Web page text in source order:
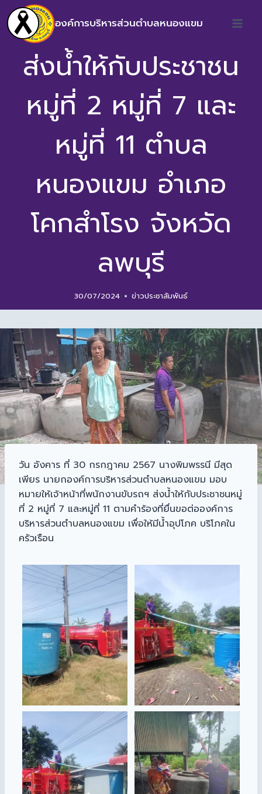
องค์การบริหารส่วนตำบลหนองแขม
ส่งน้ำให้กับประชาชน
หมู่ที่ 2 หมู่ที่ 7 และ
หมู่ที่ 11 ตำบล
หนองแขม อำเภอ
โคกสำโรง จังหวัด
ลพบุรี
30/07/2024 ข่าวประชาสัมพันธ์
วัน อังคาร ที่ 30 กรกฎาคม 2567 นางพิมพรรนี มีสุด
เพียร นายกองค์การบริหารส่วนตำบลหนองแขม มอบ
หมายให้เจ้าหน้าที่พนักงานขับรถฯ ส่งน้ำให้กับประชาชนหมู่
ที่ 2 หมู่ที่ 7 และหมู่ที่ 11 ตามคำร้องที่ยื่นขอต่อองค์การ
บริหารส่วนตำบลหนองแขม เพื่อให้มีน้ำอุปโภค บริโภคใน
ครัวเรือน